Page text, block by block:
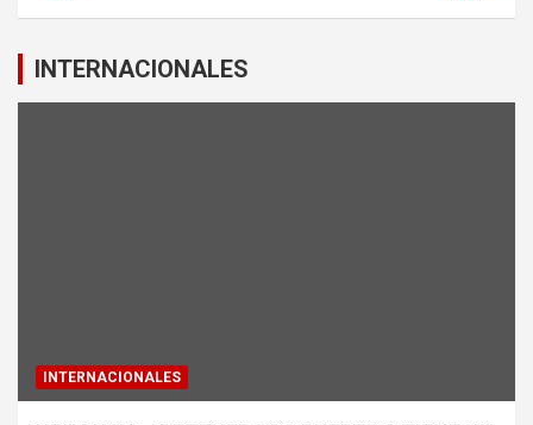
INTERNACIONALES
INTERNACIONALES